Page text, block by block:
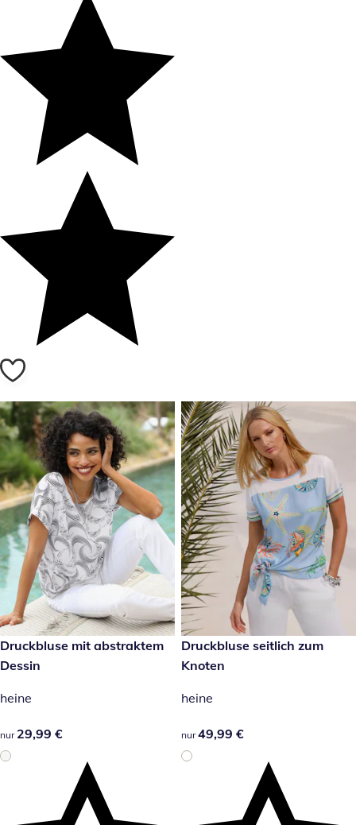
29,99 €
Druckbluse mit abstraktem
Dessin
heine
29,99 €
nur 29,99 €
49,99 €
Druckbluse seitlich zum
Knoten
heine
49,99 €
nur 49,99 €